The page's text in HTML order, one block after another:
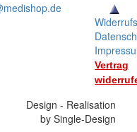
Vertrag
Design - Realisation
by Single-Design